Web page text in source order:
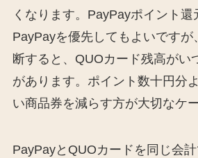
くなります。PayPayポイント
PayPayを優先してもよいですが
断すると、QUOカード残高がい
があります。ポイント数十円分
い商品券を減らす方が大切なケ
PayPayとQUOカードを同じ会